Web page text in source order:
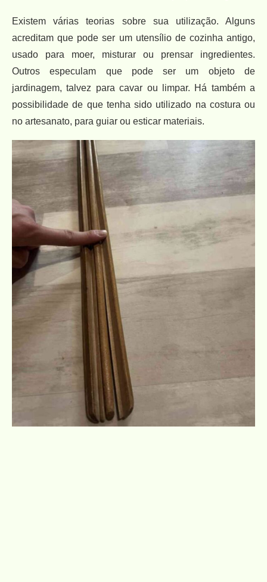
Existem várias teorias sobre sua utilização. Alguns
acreditam que pode ser um utensílio de cozinha antigo,
usado para moer, misturar ou prensar ingredientes.
Outros especulam que pode ser um objeto de
jardinagem, talvez para cavar ou limpar. Há também a
possibilidade de que tenha sido utilizado na costura ou
no artesanato, para guiar ou esticar materiais.